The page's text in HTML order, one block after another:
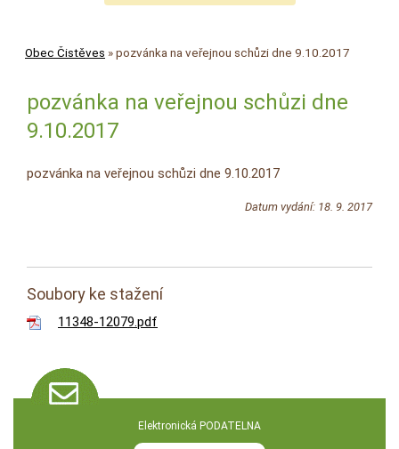
Obec Čistěves »pozvánka na veřejnou schůzi dne 9.10.2017
pozvánka na veřejnou schůzi dne
9.10.2017
pozvánka na veřejnou schůzi dne 9.10.2017
Datum vydání: 18. 9. 2017
Soubory ke stažení
11348-12079.pdf
Elektronická PODATELNA